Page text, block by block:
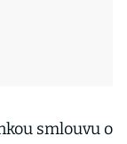
smlouvu o